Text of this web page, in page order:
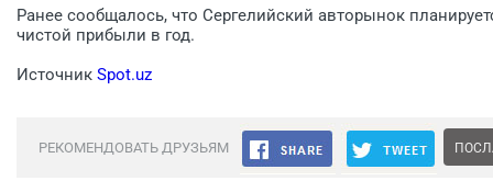
Ранее сообщалось, что Сергелийский авторынок
чистой прибыли в год.
Источник Spot.uz
РЕКОМЕНДОВАТЬ ДРУЗЬЯМ